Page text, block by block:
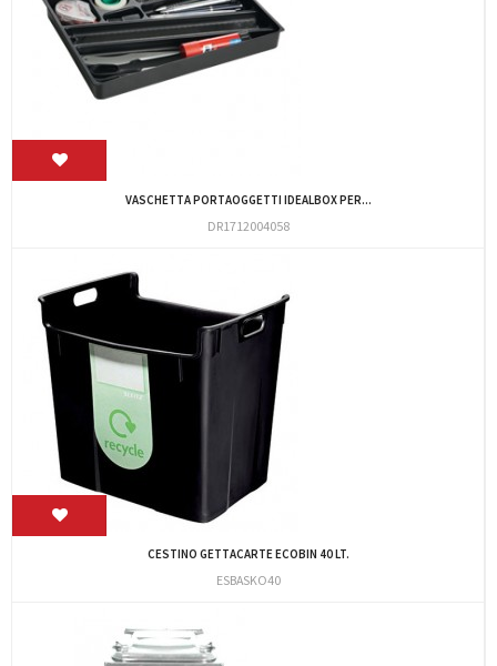
VASCHETTA PORTAOGGETTI IDEALBOX PER...
DR1712004058
CESTINO GETTACARTE ECOBIN 40 LT.
ESBASKO40